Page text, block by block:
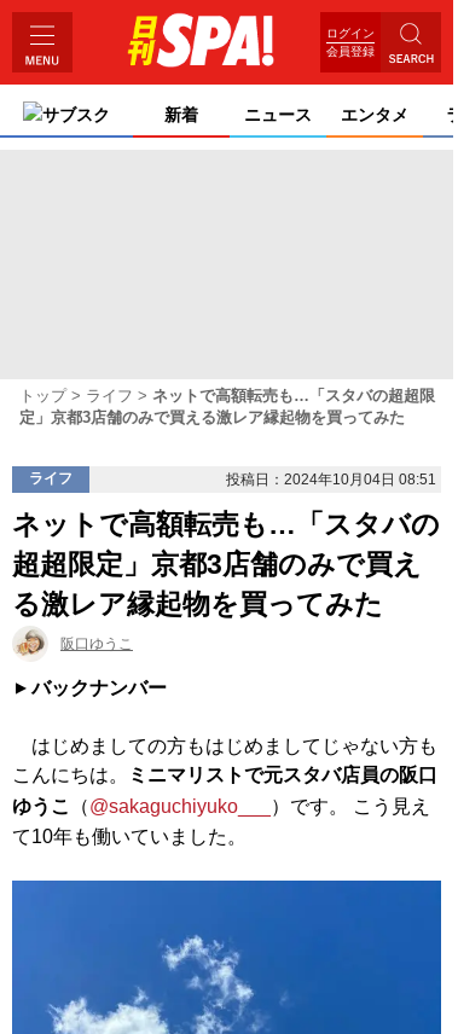
ログイン
会員登録
サブスク 新着 ニュース エンタメ
トップ ライフ
ネットで高額転売も…「スタバの超超限
定」京都3店舗のみで買える激レア縁起物を買ってみた
ライフ 投稿日：2024年10月04日 08:51
ネットで高額転売も…「スタバの
超超限定」京都3店舗のみで買え
る激レア縁起物を買ってみた
阪口ゆうこ
バックナンバー
はじめましての方もはじめましてじゃない方も
こんにちは。
ミニマリストで元スタバ店員の阪口
ゆうこ
（@sakaguchiyuko___
）です。 こう見え
て10年も働いていました。